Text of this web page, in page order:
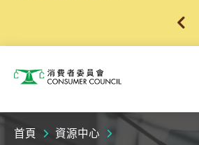
消費者委員會
首頁 資源中心